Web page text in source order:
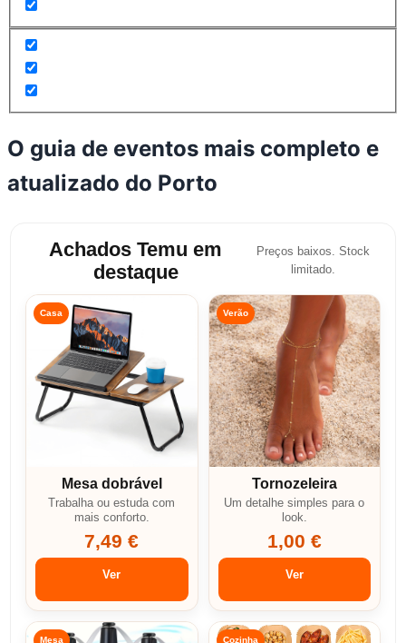
O guia de eventos mais completo e
atualizado do Porto
Achados Temu em
destaque
Preços baixos. Stock
limitado.
Casa
Mesa dobrável
Trabalha ou estuda com
mais conforto.
7,49 €
Ver
Verão
Tornozeleira
Um detalhe simples para o
look.
1,00 €
Ver
Mesa Cozinha